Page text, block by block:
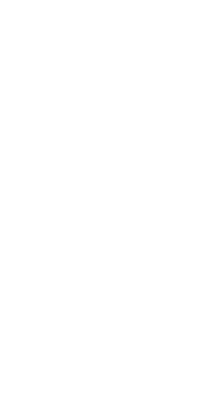
收法的电离伤害风险，明显适用于儿
，为医疗机构检测提供客观依据。
筛查优势上。相较于大型影像设备
，可以及时发现骨量减少的趋势，
从而扩大了骨质健康检测的覆盖范围。
的软件功能，是否具备完善的数据
测仪的探头是关键部件，需定期清
，避免自行拆解。同时，定期参与
结合，方能较大化其在骨质健康管理中